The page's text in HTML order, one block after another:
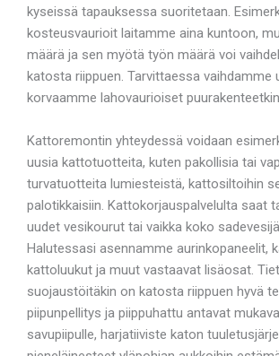
kyseissä tapauksessa suoritetaan.
kosteusvaurioit laitamme aina kuntoon,
määrä ja sen myötä työn määrä voi
katosta riippuen. Tarvittaessa vaihdamme
korvaamme lahovaurioiset
Kattoremontin yhteydessä voidaan
uusia kattotuotteita, kuten pakollisia tai
turvatuotteita lumiesteistä, kattosiltoihin
palotikkaisiin. Kattokorjauspalvelulta saat
uudet vesikourut tai vaikka koko
Halutessasi asennamme aurinkopaneelit,
kattoluukut ja muut vastaavat lisäosat.
suojaustöitäkin on katosta riippuen hyvä
piipunpellitys ja piippuhattu antavat
savupiipulle, harjatiiviste katon